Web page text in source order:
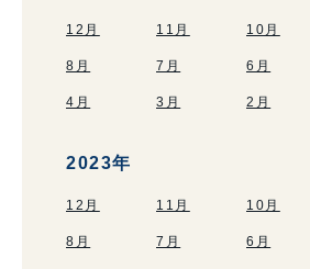
12月 11月 10月
8月 7月 6月
4月 3月 2月
2023年
12月 11月 10月
8月 7月 6月